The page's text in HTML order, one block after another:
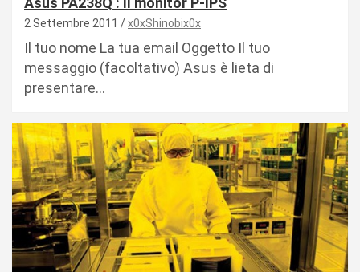
2 Settembre 2011 x0xShinobix0x
Il tuo nome La tua email Oggetto Il tuo
messaggio (facoltativo) Asus è lieta di
presentare…